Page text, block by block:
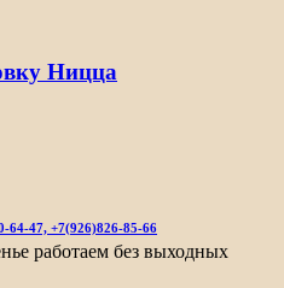
Ницца
64-47, +7(926)826-85-66
работаем без выходных